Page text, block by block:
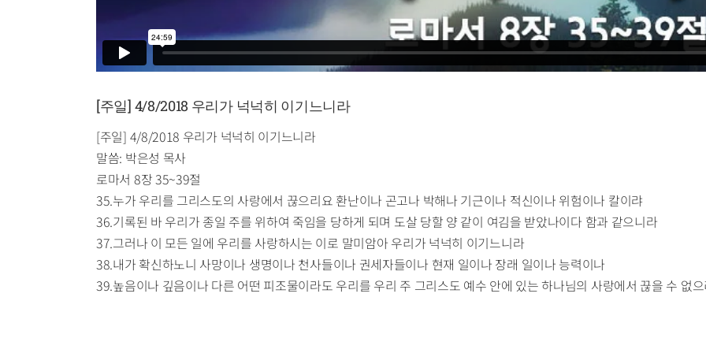
[주일] 4/8/2018 우리가 넉넉히 이기느니라
[주일] 4/8/2018 우리가 넉넉히 이기느니라
말씀: 박은성 목사
로마서 8장 35~39절
35.누가 우리를 그리스도의 사랑에서 끊으리요 환난이나 곤고나 박해나 기근이나 적신이나 위험이나 칼이랴
36.기록된 바 우리가 종일 주를 위하여 죽임을 당하게 되며 도살 당할 양 같이 여김을 받았나이다 함과 같으니라
37.그러나 이 모든 일에 우리를 사랑하시는 이로 말미암아 우리가 넉넉히 이기느니라
38.내가 확신하노니 사망이나 생명이나 천사들이나 권세자들이나 현재 일이나 장래 일이나 능력이나
39.높음이나 깊음이나 다른 어떤 피조물이라도 우리를 우리 주 그리스도 예수 안에 있는 하나님의 사랑에서 끊을 수 없